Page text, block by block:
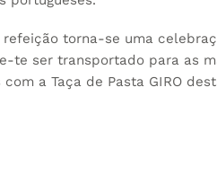
torna-se uma
te ser transportado para as
a Taça de Pasta GIRO